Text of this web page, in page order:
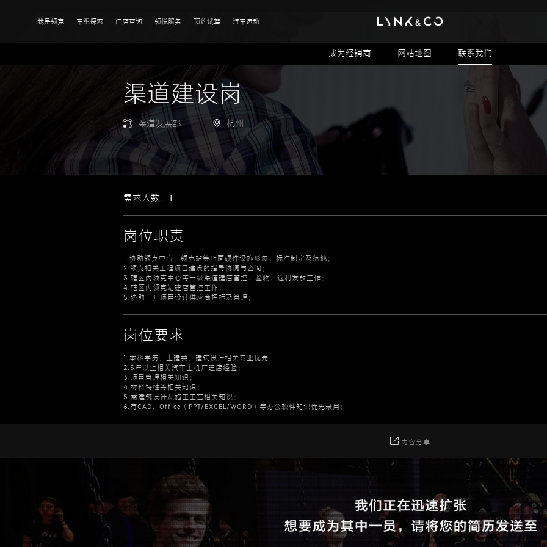
我是领克 车系探索 门店查询 领悦服务 预约试驾 汽车运动
成为经销商 网站地图 联系我们
渠道建设岗
渠道发展部 杭州
需求人数：1
岗位职责
1.协助领克中心、领克站等店面硬件设施形象、标准制定及落地；
2.领克相关工程项目建设的指导协调与咨询；
3.辖区内领克中心等一级渠道建店管控、验收、返利发放工作；
4.辖区内领克站建店管控工作；
5.协助三方项目设计供应商招标及管理；
岗位要求
1.本科学历，土建类，建筑设计相关专业优先；
2.5年以上相关汽车主机厂建店经验；
3.项目管理相关知识；
4.材料特性等相关知识；
5.需建筑设计及施工工艺相关知识；
6.有CAD、Office（PPT/EXCEL/WORD）等办公软件知识优先录用；
内容分享